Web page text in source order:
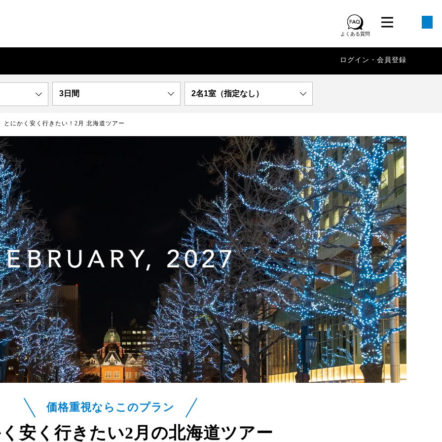
よくある質問
ログイン・会員登録
3日間 2名1室（指定なし）
とにかく安く行きたい！2月 北海道ツアー
2027
価格重視ならこのプラン
安く行きたい2月の北海道ツアー